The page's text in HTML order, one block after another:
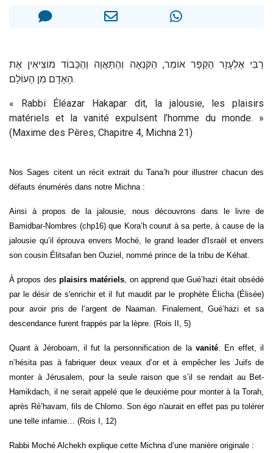
Odaya vient de donner son Maasser
רַבִּי אֶלְעָזָר הַקַּפָּר אוֹמֵר, הַקִּנְאָה וְהַתַּאֲוָה וְהַכָּבוֹד מוֹצִיאִין אֶת
הָאָדָם מִן הָעוֹלָם.
« Rabbi Éléazar Hakapar dit, la jalousie, les plaisirs
matériels et la vanité expulsent l’homme du monde. »
(Maxime des Pères, Chapitre 4, Michna 21)
Nos Sages citent un récit extrait du Tana’h pour illustrer chacun des
défauts énumérés dans notre Michna :
Ainsi à propos de la jalousie, nous découvrons dans le livre de
Bamidbar-Nombres (chp16) que Kora’h courut à sa perte, à cause de la
jalousie qu’il éprouva envers Moché, le grand leader d'Israël et envers
son cousin Élitsafan ben Ouziel, nommé prince de la tribu de Kéhat.
À propos des plaisirs matériels , on apprend que Gué’hazi était obsédé
par le désir de s'enrichir et il fut maudit par le prophète Élicha (Élisée)
pour avoir pris de l’argent de Naaman. Finalement, Gué’hazi et sa
descendance furent frappés par la lèpre. (Rois II, 5)
Quant à Jéroboam, il fut la personnification de la vanité . En effet, il
n’hésita pas à fabriquer deux veaux d’or et à empêcher les Juifs de
monter à Jérusalem, pour la seule raison que s’il se rendait au Bet-
Hamikdach, il ne serait appelé que le deuxième pour monter à la Torah,
après Ré’havam, fils de Chlomo. Son égo n'aurait en effet pas pu tolérer
une telle infamie… (Rois I, 12)
Rabbi Moché Alchekh explique cette Michna d’une manière originale :